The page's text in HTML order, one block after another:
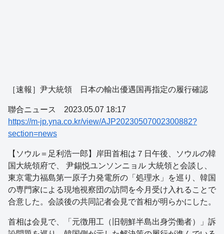
［速報］尹大統領 日本の輸出優遇国再指定の履行確認
聯合ニュース 2023.05.07 18:17
https://m-jp.yna.co.kr/view/AJP20230507002300882?
section=news
【ソウル＝足利浩一郎】岸田首相は７日午後、ソウルの韓
国大統領府で、 尹錫悦ユンソンニョル 大統領と会談し、
東京電力福島第一原子力発電所の「処理水」を巡り、韓国
の専門家による現地視察団の訪問を今月受け入れることで
合意した。会談後の共同記者会見で首相が明らかにした。
首相は会見で、「元徴用工（旧朝鮮半島出身労働者）」訴